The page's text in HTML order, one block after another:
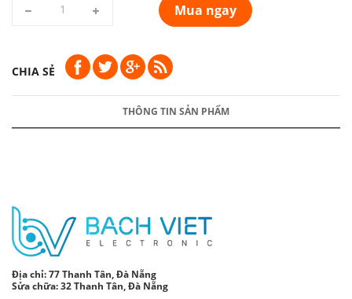
Mua ngay
CHIA SẺ
THÔNG TIN SẢN PHẨM
Địa chỉ:77 Thanh Tân, Đà Nẵng
Sửa chữa: 32 Thanh Tân, Đà Nẵng